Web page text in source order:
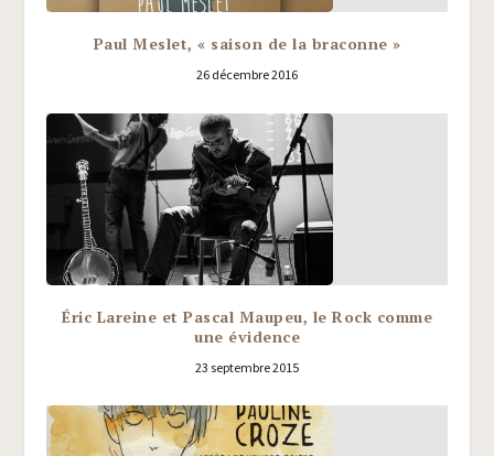
Paul Meslet, « saison de la braconne »
26 décembre 2016
Éric Lareine et Pascal Maupeu, le Rock comme
une évidence
23 septembre 2015